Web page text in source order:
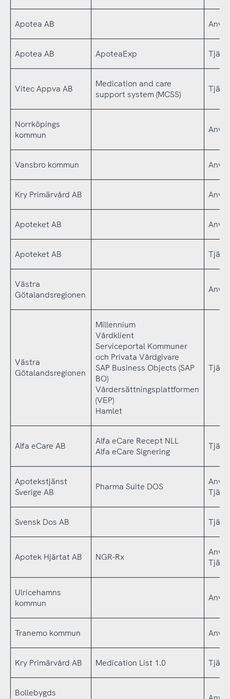
Apotea AB
Apotea AB ApoteaExp
Vitec Appva AB
Medication and care
support system (MCSS)
Norrköpings
kommun
Vansbro kommun
Kry Primärvård AB
Apoteket AB
Apoteket AB
Västra
Götalandsregionen
Västra
Götalandsregionen
Millennium
Vårdklient
Serviceportal Kommuner
och Privata Vårdgivare
SAP Business Objects (SAP
BO)
Vårdersättningsplattformen
(VEP)
Hamlet
Alfa eCare AB
Alfa eCare Recept NLL
Alfa eCare Signering
Apotekstjänst
Sverige AB
Pharma Suite DOS
Svensk Dos AB
Apotek Hjärtat AB NGR-Rx
Ulricehamns
kommun
Tranemo kommun
Kry Primärvård AB Medication List 1.0
Bollebygds